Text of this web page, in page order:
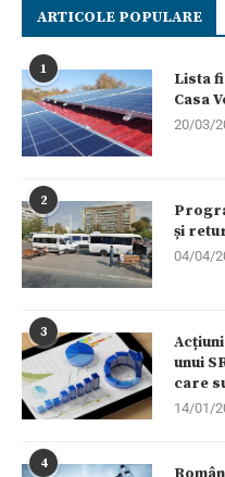
ARTICOLE POPULARE
1
Lista
Casa
20/03/
2
și
04/04/
3
unui
care
14/01/
4